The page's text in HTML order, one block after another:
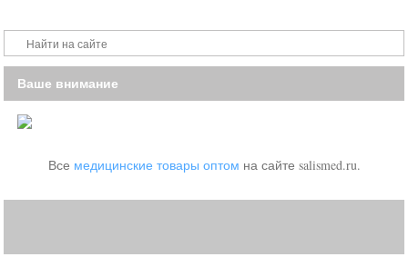
Ваше внимание
Все медицинские товары оптом на сайте salismed.ru.